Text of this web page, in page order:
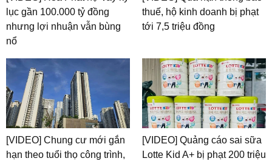
lục gần 100.000 tỷ đồng
nhưng lợi nhuận vẫn bùng
nổ
thuế, hộ kinh doanh bị phạt
tới 7,5 triệu đồng
[VIDEO] Chung cư mới gắn
hạn theo tuổi thọ công trình,
[VIDEO] Quảng cáo sai sữa
Lotte Kid A+ bị phạt 200 triệu